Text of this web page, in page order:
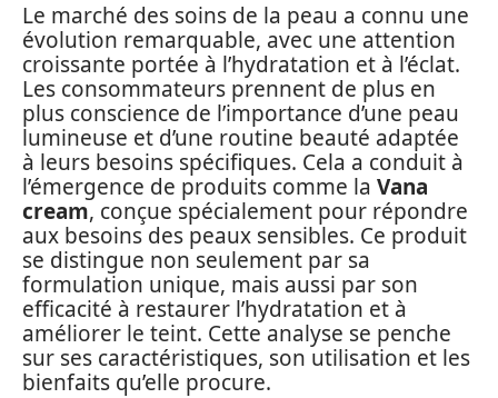
Le marché des soins de la peau a connu une
évolution remarquable, avec une attention
croissante portée à l’hydratation et à l’éclat.
Les consommateurs prennent de plus en
plus conscience de l’importance d’une peau
lumineuse et d’une routine beauté adaptée
à leurs besoins spécifiques. Cela a conduit à
l’émergence de produits comme la Vana
cream, conçue spécialement pour répondre
aux besoins des peaux sensibles. Ce produit
se distingue non seulement par sa
formulation unique, mais aussi par son
efficacité à restaurer l’hydratation et à
améliorer le teint. Cette analyse se penche
sur ses caractéristiques, son utilisation et les
bienfaits qu’elle procure.